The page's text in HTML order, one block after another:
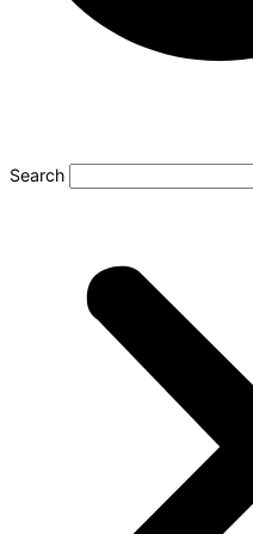
Search